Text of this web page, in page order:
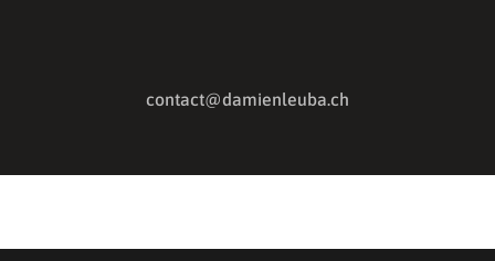
contact@damienleuba.ch